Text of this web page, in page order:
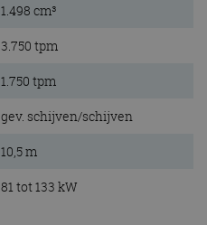
1.498 cm³
3.750 tpm
1.750 tpm
gev. schijven/schijven
10,5 m
81 tot 133 kW